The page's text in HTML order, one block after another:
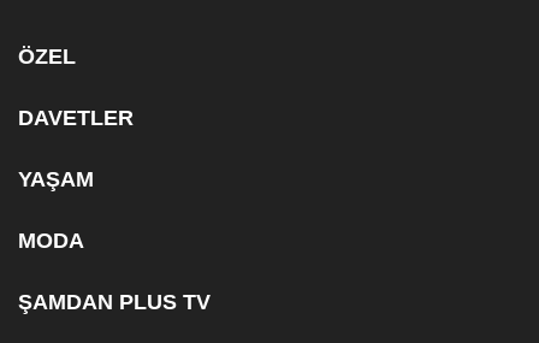
ÖZEL
DAVETLER
YAŞAM
MODA
ŞAMDAN PLUS TV